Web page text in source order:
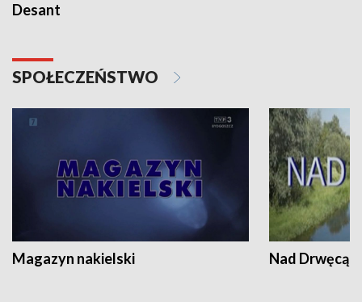
Desant
SPOŁECZEŃSTWO
Magazyn nakielski Nad Drwęcą